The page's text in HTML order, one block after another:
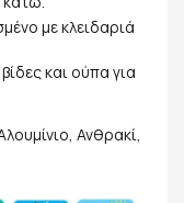
με κλειδαριά
και ούπα για
Ανθρακί,